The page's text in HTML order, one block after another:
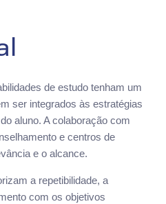
de estudo tenham um
ser integrados às estratégias
aluno. A colaboração com
e centros de
e o alcance.
a repetibilidade, a
com os objetivos